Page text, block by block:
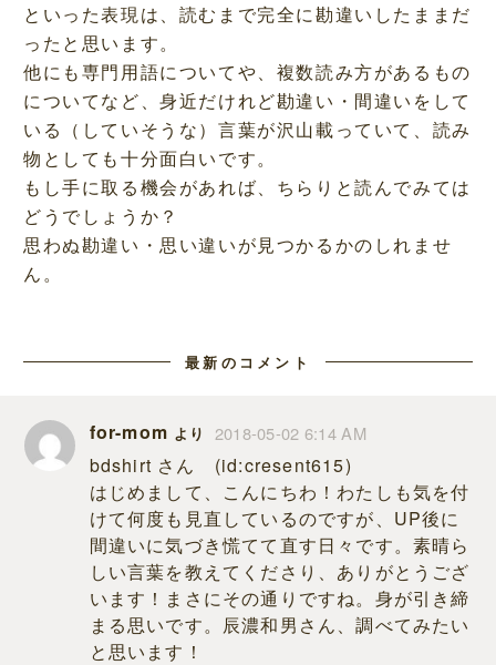
といった表現は、読むまで完全に勘違いしたままだ
ったと思います。
他にも専門用語についてや、複数読み方があるもの
についてなど、身近だけれど勘違い・間違いをして
いる（していそうな）言葉が沢山載っていて、読み
物としても十分面白いです。
もし手に取る機会があれば、ちらりと読んでみては
どうでしょうか？
思わぬ勘違い・思い違いが見つかるかのしれませ
ん。
最新のコメント
for-mom より 2018-05-02 6:14 AM
bdshirt さん (id:cresent615)
はじめまして、こんにちわ！わたしも気を付
けて何度も見直しているのですが、UP後に
間違いに気づき慌てて直す日々です。素晴ら
しい言葉を教えてくださり、ありがとうござ
います！まさにその通りですね。身が引き締
まる思いです。辰濃和男さん、調べてみたい
と思います！